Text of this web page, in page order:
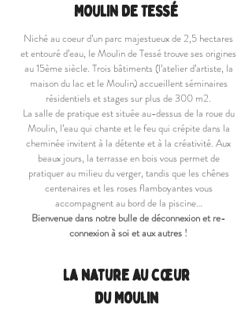
MOULIN DE TESSé
Niché au coeur d’un parc majestueux de 2,5 hectares
et entouré d’eau, le Moulin de Tessé trouve ses origines
au 15ème siècle. Trois bâtiments (l’atelier d’artiste, la
maison du lac et le Moulin) accueillent séminaires
résidentiels et stages sur plus de 300 m2.
La salle de pratique est située au-dessus de la roue du
Moulin, l’eau qui chante et le feu qui crépite dans la
cheminée invitent à la détente et à la créativité. Aux
beaux jours, la terrasse en bois vous permet de
pratiquer au milieu du verger, tandis que les chênes
centenaires et les roses flamboyantes vous
accompagnent au bord de la piscine…
Bienvenue dans notre bulle de déconnexion et re-
connexion à soi et aux autres !
La nature au cœur
du Moulin